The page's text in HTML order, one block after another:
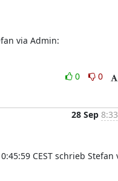
via Admin:
0
0
28 Sep
CEST schrieb Stefan